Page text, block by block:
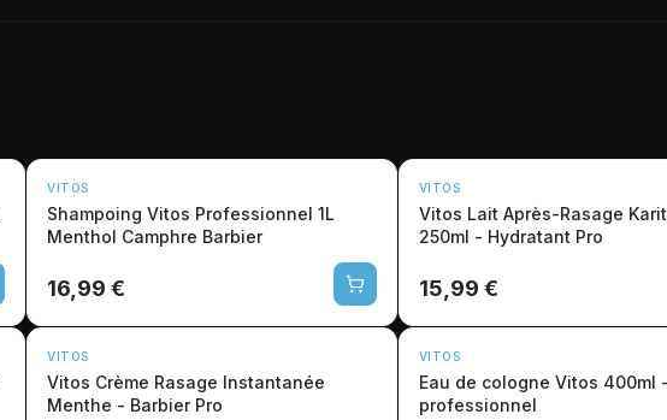
VITOS
Shampoing Vitos Professionnel 1L
Menthol Camphre Barbier
16,99 €
VITOS
Vitos Lait Après-Rasage
250ml - Hydratant Pro
15,99 €
VITOS
Vitos Crème Rasage Instantanée
Menthe - Barbier Pro
VITOS
Eau de cologne Vitos 400ml
professionnel